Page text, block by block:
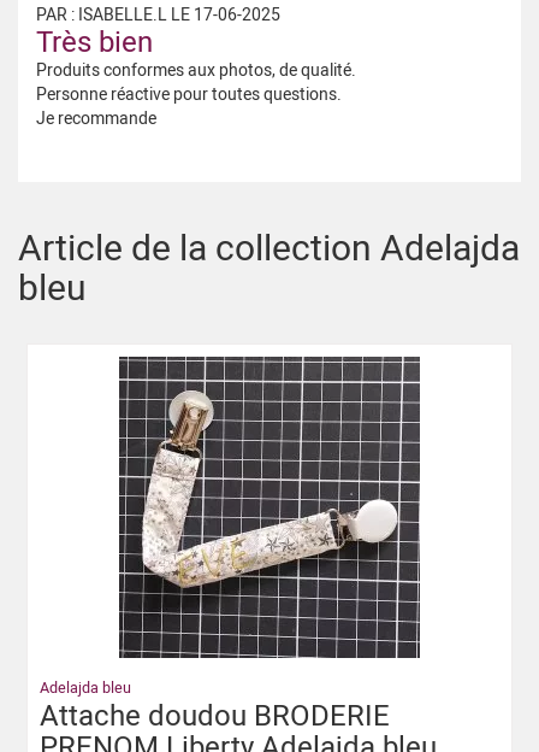
PAR :ISABELLE.LLE17-06-2025
Très bien
Produits conformes aux photos, de qualité.
Personne réactive pour toutes questions.
Je recommande
Article de la collection Adelajda
bleu
Adelajda bleu
Attache doudou BRODERIE